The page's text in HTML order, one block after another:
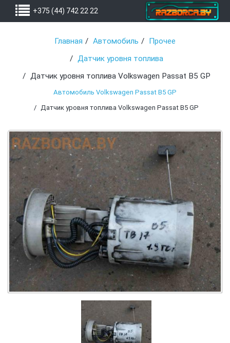
+375 (44) 742 22 22
Главная Автомобиль
Прочее
Датчик уровня топлива
Датчик уровня топлива Volkswagen Passat B5 GP
Автомобиль Volkswagen Passat B5 GP
Датчик уровня топлива Volkswagen Passat B5 GP